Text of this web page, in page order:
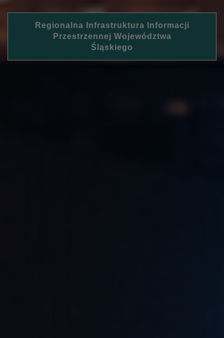
Regionalna Infrastruktura Informacji
Przestrzennej Województwa
Śląskiego